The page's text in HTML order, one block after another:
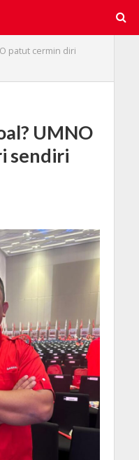
patut cermin diri
UMNO
sendiri